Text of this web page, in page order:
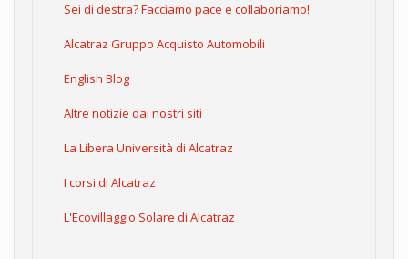
Sei di destra? Facciamo pace e collaboriamo!
Alcatraz Gruppo Acquisto Automobili
English Blog
Altre notizie dai nostri siti
La Libera Università di Alcatraz
I corsi di Alcatraz
L'Ecovillaggio Solare di Alcatraz